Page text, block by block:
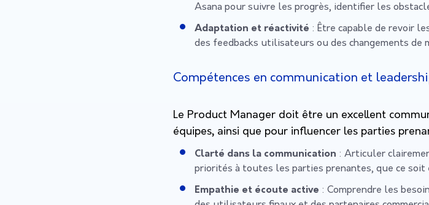
Asana pour suivre les progrès, identifier les
Adaptation et réactivité : Être capable de revoir
des feedbacks utilisateurs ou des changements de
Compétences en communication et
Le Product Manager doit être un excellent
équipes, ainsi que pour influencer les parties
Clarté dans la communication : Articuler
priorités à toutes les parties prenantes, que ce soit
Empathie et écoute active : Comprendre les